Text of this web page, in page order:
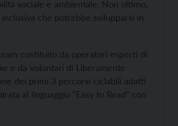
sociale e ambientale. Non ultimo,
che potrebbe svilupparsi in
costituito da operatori esperti di
e da volontari di Liberamente
dei primi 3 percorsi ciclabili adatti
al linguaggio “Easy to Read” con